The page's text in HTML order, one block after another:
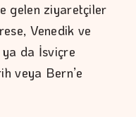
gelen ziyaretçiler
Venedik ve
da İsviçre
veya Bern’e